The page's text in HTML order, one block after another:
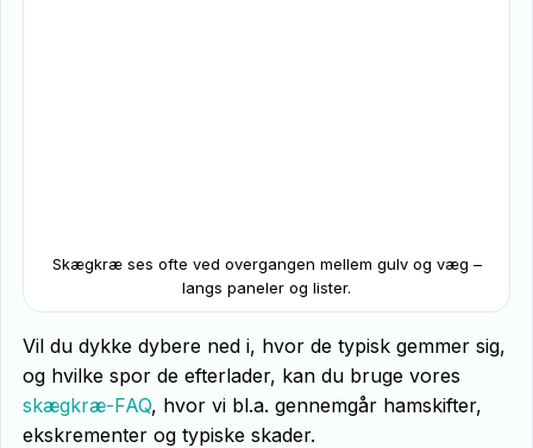
Skægkræ ses ofte ved overgangen mellem gulv og væg –
langs paneler og lister.
Vil du dykke dybere ned i, hvor de typisk gemmer sig,
og hvilke spor de efterlader, kan du bruge vores
skægkræ-FAQ, hvor vi bl.a. gennemgår hamskifter,
ekskrementer og typiske skader.